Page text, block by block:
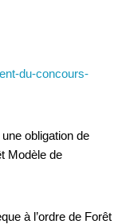
du-concours-
obligation de
Modèle de
à l’ordre de Forêt